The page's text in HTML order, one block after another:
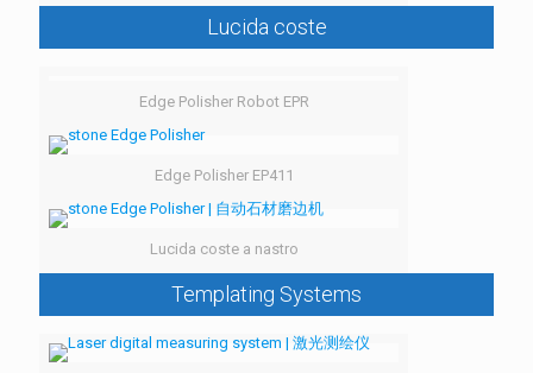
Lucida coste
Edge Polisher Robot EPR
Edge Polisher EP411
Lucida coste a nastro
Templating Systems